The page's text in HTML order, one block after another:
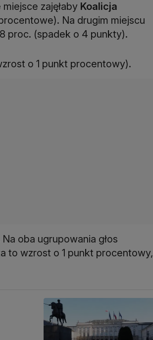
zajęłaby Koalicja
Na drugim miejscu
proc. (spadek o 4 punkty).
o 1 punkt procentowy).
Na oba ugrupowania głos
to wzrost o 1 punkt procentowy,